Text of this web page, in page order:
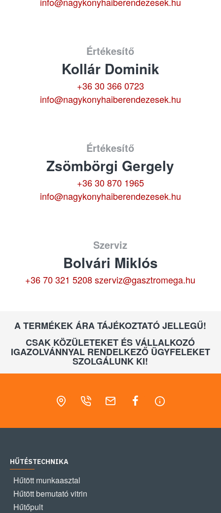
Értékesítő
Kollár Dominik
+36 30 366 0723
info@nagykonyhaiberendezesek.hu
Értékesítő
Zsömbörgi Gergely
+36 30 870 1965
info@nagykonyhaiberendezesek.hu
Szerviz
Bolvári Miklós
+36 70 321 5208 szerviz@gasztromega.hu
A TERMÉKEK ÁRA TÁJÉKOZTATÓ JELLEGŰ!
CSAK KÖZÜLETEKET ÉS VÁLLALKOZÓ
IGAZOLVÁNNYAL RENDELKEZŐ ÜGYFELEKET
SZOLGÁLUNK KI!
HŰTÉSTECHNIKA
Hűtött munkaasztal
Hűtött bemutató vitrin
Hűtőpult